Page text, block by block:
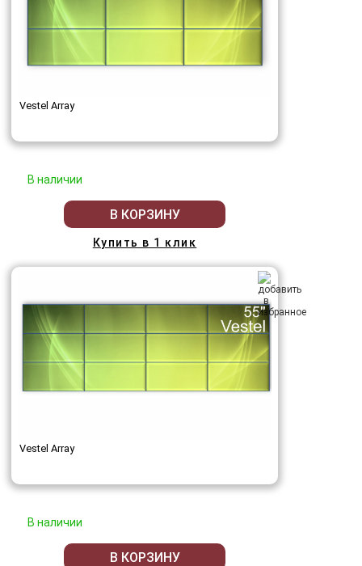
Vestel Array
В наличии
В КОРЗИНУ
Купить в 1 клик
Vestel Array
В наличии
В КОРЗИНУ